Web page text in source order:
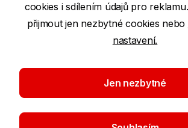
Prohlášení o přístupnosti
Podmínky používání internetových stránek
Nastavení cookies
cookies i sdílením údajů pro
přijmout jen nezbytné cookies nebo
nastavení.
Jen nezbytné